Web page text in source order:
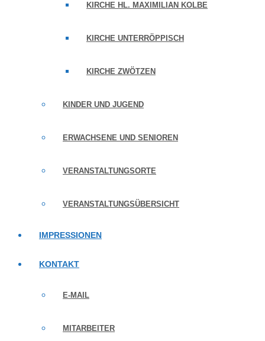
KIRCHE HL. MAXIMILIAN KOLBE
KIRCHE UNTERRÖPPISCH
KIRCHE ZWÖTZEN
KINDER UND JUGEND
ERWACHSENE UND SENIOREN
VERANSTALTUNGSORTE
VERANSTALTUNGSÜBERSICHT
IMPRESSIONEN
KONTAKT
E-MAIL
MITARBEITER